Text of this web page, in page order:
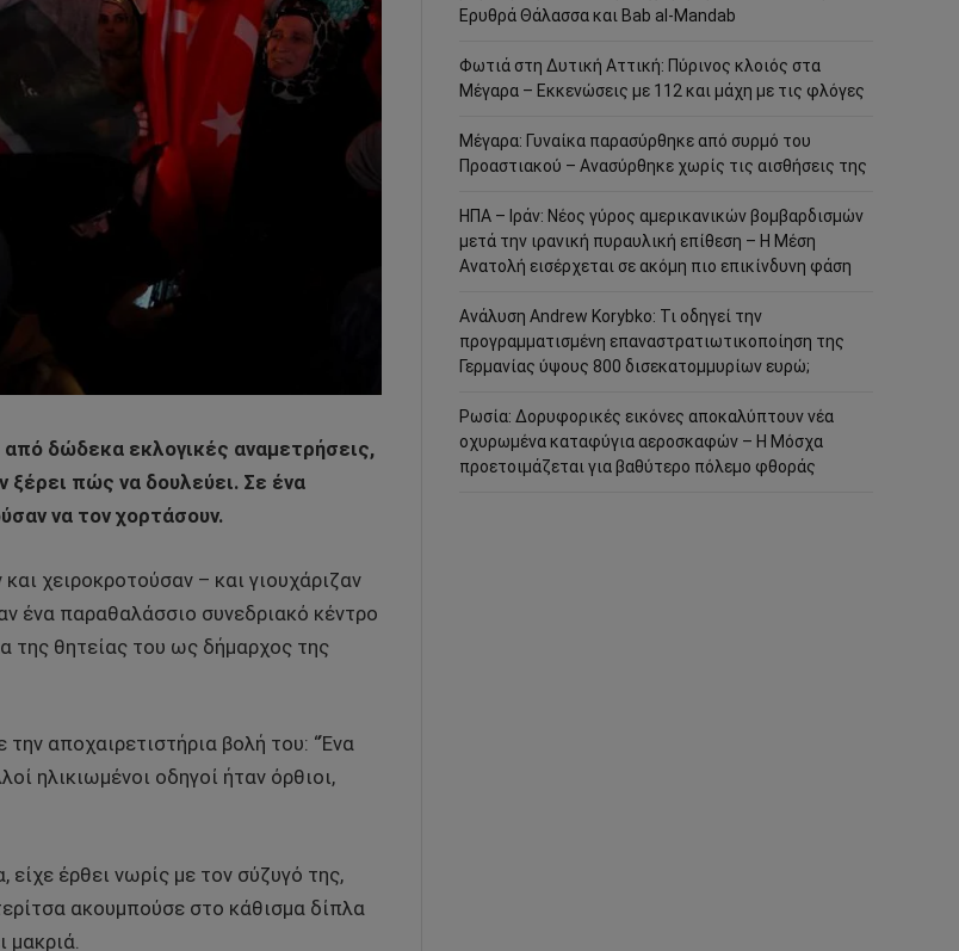
δώδεκα εκλογικές αναμετρήσεις,
ξέρει πώς να δουλεύει. Σε ένα
να τον χορτάσουν.
χειροκροτούσαν – και γιουχάριζαν
ένα παραθαλάσσιο συνεδριακό κέντρο
της θητείας του ως δήμαρχος της
αποχαιρετιστήρια βολή του: “Ένα
ηλικιωμένοι οδηγοί ήταν όρθιοι,
είχε έρθει νωρίς με τον σύζυγό της,
ακουμπούσε στο κάθισμα δίπλα
μακριά.
Ερυθρά Θάλασσα και Bab al-Mandab
Φωτιά στη Δυτική Αττική: Πύρινος κλοιός στα
Μέγαρα – Εκκενώσεις με 112 και μάχη με τις φλόγες
Μέγαρα: Γυναίκα παρασύρθηκε από συρμό του
Προαστιακού – Ανασύρθηκε χωρίς τις αισθήσεις της
ΗΠΑ – Ιράν: Νέος γύρος αμερικανικών βομβαρδισμών
μετά την ιρανική πυραυλική επίθεση – Η Μέση
Ανατολή εισέρχεται σε ακόμη πιο επικίνδυνη φάση
Ανάλυση Andrew Korybko: Τι οδηγεί την
προγραμματισμένη επαναστρατιωτικοποίηση της
Γερμανίας ύψους 800 δισεκατομμυρίων ευρώ;
Ρωσία: Δορυφορικές εικόνες αποκαλύπτουν νέα
οχυρωμένα καταφύγια αεροσκαφών – Η Μόσχα
προετοιμάζεται για βαθύτερο πόλεμο φθοράς